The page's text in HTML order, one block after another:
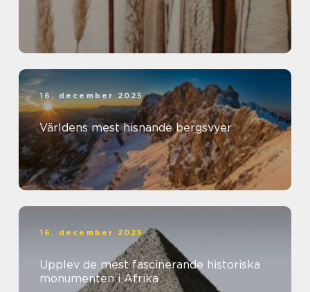
16. december 2025
Världens mest hisnande bergsvyer
16. december 2025
Upplev de mest fascinerande historiska
monumenten i Afrika